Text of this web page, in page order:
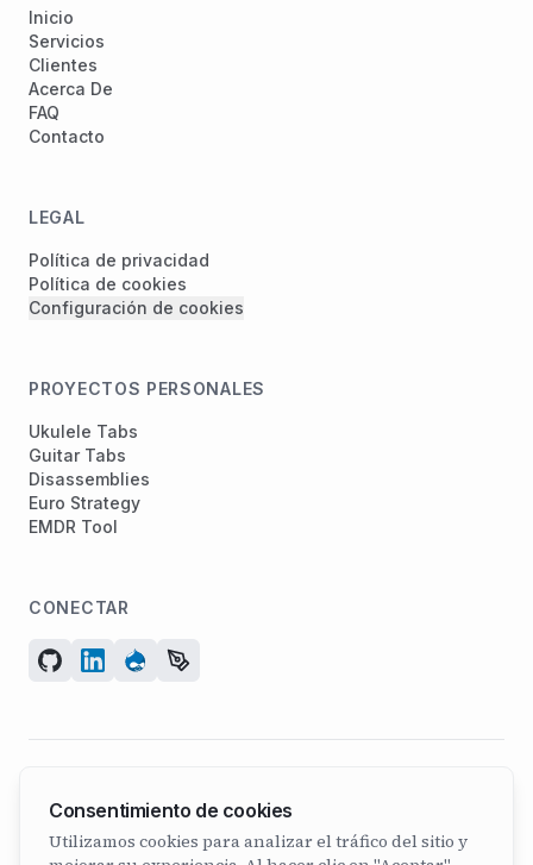
Inicio
Servicios
Clientes
Acerca De
FAQ
Contacto
LEGAL
Política de privacidad
Política de cookies
Configuración de cookies
PROYECTOS PERSONALES
Ukulele Tabs
Guitar Tabs
Disassemblies
Euro Strategy
EMDR Tool
CONECTAR
N° de empresa 07582886 | Fundada en 2011
Consentimiento de cookies
Utilizamos cookies para analizar el tráfico del sitio y